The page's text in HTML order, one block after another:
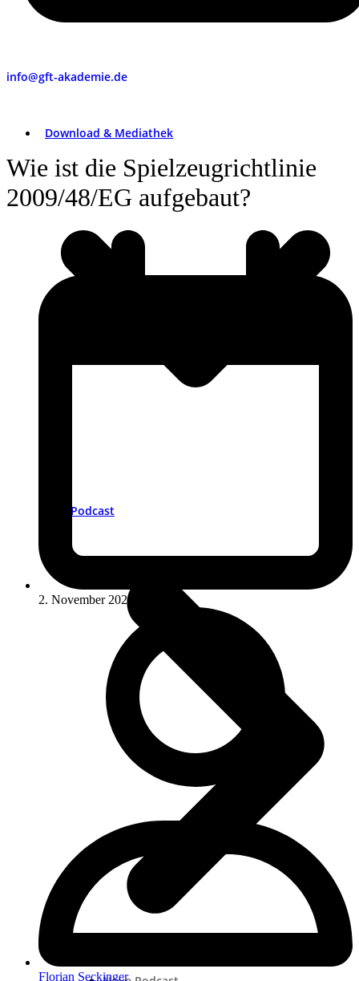
info@gft-akademie.de
Download & Mediathek
Podcast
Wie ist die Spielzeugrichtlinie
2009/48/EG aufgebaut?
2. November 2021
Florian Seckinger